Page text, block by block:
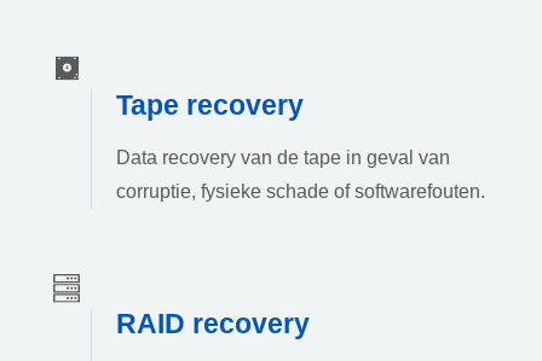
Tape recovery
Data recovery van de tape in geval van
corruptie, fysieke schade of softwarefouten.
RAID recovery